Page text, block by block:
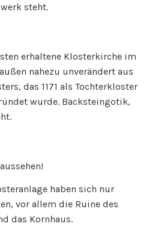
steht.
erhaltene Klosterkirche im
nahezu unverändert aus
das 1171 als Tochterkloster
wurde. Backsteingotik,
haben sich nur
vor allem die Ruine des
das Kornhaus.